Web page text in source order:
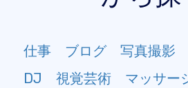
仕事 ブログ 写真撮影
DJ
視覚芸術
マッサー